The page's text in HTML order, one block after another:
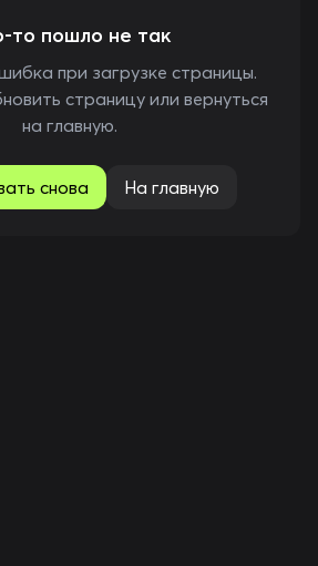
то пошло не так
при загрузке страницы.
страницу или вернуться
на главную.
снова На главную